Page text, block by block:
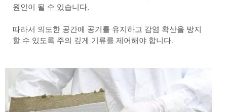
원인이 될 수 있습니다.
따라서 의도한 공간에 공기를 유지하고 감염 확산을 방지
할 수 있도록 주의 깊게 기류를 제어해야 합니다.